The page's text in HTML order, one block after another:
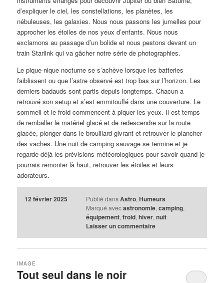
d’expliquer le ciel, les constellations, les planètes, les
nébuleuses, les galaxies. Nous nous passons les jumelles pour
approcher les étoiles de nos yeux d’enfants. Nous nous
exclamons au passage d’un bolide et nous pestons devant un
train Starlink qui va gâcher notre série de photographies.
Le pique-nique nocturne se s’achève lorsque les batteries
faiblissent ou que l’astre observé est trop bas sur l’horizon. Les
derniers badauds sont partis depuis longtemps. Chacun a
retrouvé son setup et s’est emmitouflé dans une couverture. Le
sommeil et le froid commencent à piquer les yeux. Il est temps
de remballer le matériel glacé et de redescendre sur la route
glacée, plonger dans le brouillard givrant et retrouver le plancher
des vaches. Une nuit de camping sauvage se termine et je
regarde déjà les prévisions météorologiques pour savoir quand je
pourrais remonter là haut, retrouver les étoiles et leurs
adorateurs.
12 février 2025 Publié dans Astro, Humeurs
Marqué avec astronomie, camping,
équipement, froid, hiver, nuit
Laisser un commentaire
Tout seul dans le noir
IMAGE